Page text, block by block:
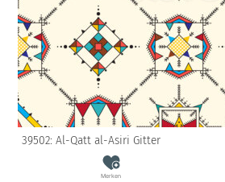
39502: Al-Qatt al-Asiri Gitter
Merken